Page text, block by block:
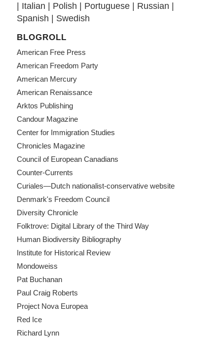
| Italian | Polish | Portuguese| Russian |
Spanish | Swedish
BLOGROLL
American Free Press
American Freedom Party
American Mercury
American Renaissance
Arktos Publishing
Candour Magazine
Center for Immigration Studies
Chronicles Magazine
Council of European Canadians
Counter-Currents
Curiales—Dutch nationalist-conservative website
Denmark's Freedom Council
Diversity Chronicle
Folktrove: Digital Library of the Third Way
Human Biodiversity Bibliography
Institute for Historical Review
Mondoweiss
Pat Buchanan
Paul Craig Roberts
Project Nova Europea
Red Ice
Richard Lynn